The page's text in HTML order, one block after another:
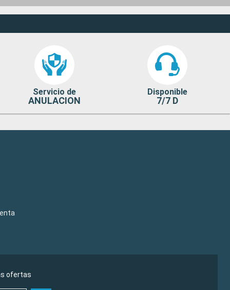
Servicio de
ANULACION
Disponible
7/7 D
ofertas